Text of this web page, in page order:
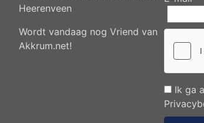
Heerenveen
Wordt vandaag nog Vriend van
Akkrum.net!
Ik ga